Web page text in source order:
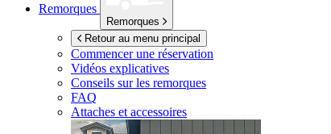
Remorques
Remorques
Retour au menu principal
Commencer une réservation
Vidéos explicatives
Conseils sur les remorques
FAQ
Attaches et accessoires